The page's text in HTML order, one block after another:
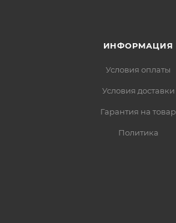
ИНФОРМАЦИЯ
Условия оплаты
Условия доставки
Гарантия на товар
Политика